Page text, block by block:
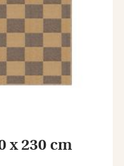
x 230 cm